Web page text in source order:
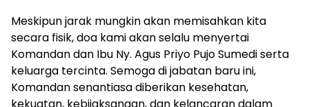
Meskipun jarak mungkin akan memisahkan kita
secara fisik, doa kami akan selalu menyertai
Komandan dan Ibu Ny. Agus Priyo Pujo Sumedi serta
keluarga tercinta. Semoga di jabatan baru ini,
Komandan senantiasa diberikan kesehatan,